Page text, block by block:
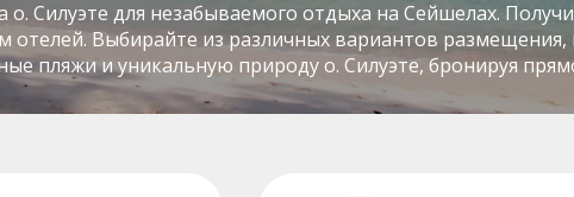
Силуэте для незабываемого отдыха на Сейшелах.
отелей. Выбирайте из различных вариантов
пляжи и уникальную природу о. Силуэте, бронируя